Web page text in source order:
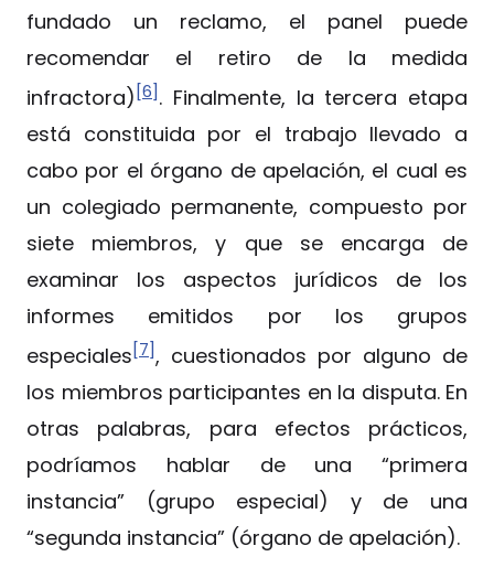
fundado un reclamo, el panel puede
recomendar el retiro de la medida
infractora) [6]. Finalmente, la tercera etapa
está constituida por el trabajo llevado a
cabo por el órgano de apelación, el cual es
un colegiado permanente, compuesto por
siete miembros, y que se encarga de
examinar los aspectos jurídicos de los
informes emitidos por los grupos
especiales[7], cuestionados por alguno de
los miembros participantes en la disputa. En
otras palabras, para efectos prácticos,
podríamos hablar de una “primera
instancia” (grupo especial) y de una
“segunda instancia” (órgano de apelación).